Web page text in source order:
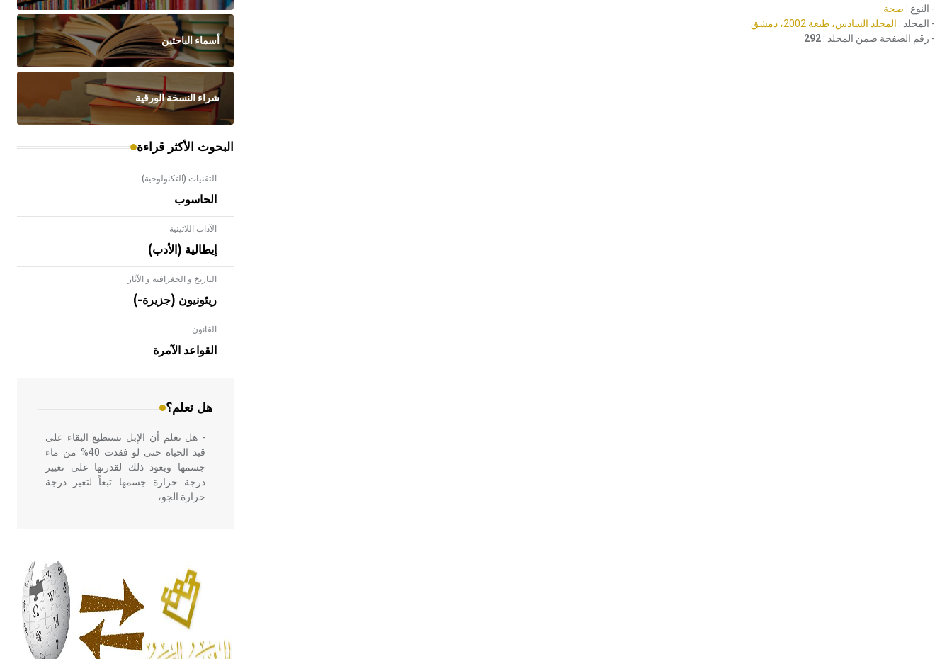
- النوع : صحة
- المجلد : المجلد السادس، طبعة 2002، دمشق
- رقم الصفحة ضمن المجلد : 292 أسماء الباحثين
شراء النسخة الورقية
البحوث الأكثر قراءة
التقنيات (التكنولوجية)
الحاسوب
الآداب اللاتينية
إيطالية (الأدب)
التاريخ و الجغرافية و الآثار
ريئونيون (جزيرة-)
القانون
القواعد الآمرة
هل تعلم؟
- هل تعلم أن الأبلق نوع من الفنون
الهندسية التي ارتبطت بالعمارة الإسلامية
في بلاد الشام ومصر خاصة، حيث يحرص
- هل تعلم أن الإبل تستطيع البقاء على
قيد الحياة حتى لو فقدت 40% من ماء
جسمها ويعود ذلك لقدرتها على تغيير
درجة حرارة جسمها تبعاً لتغير درجة
حرارة الجو،
أربعة مؤلفات هي: الحكم، الأدلة، تنظيم
التغذية، ورسالته في جروح الرأس.
ويعود له الفضل بأنه حرر الطب من
الدين والفلسفة.
- هل تعلم أن المرجان إفراز حيواني